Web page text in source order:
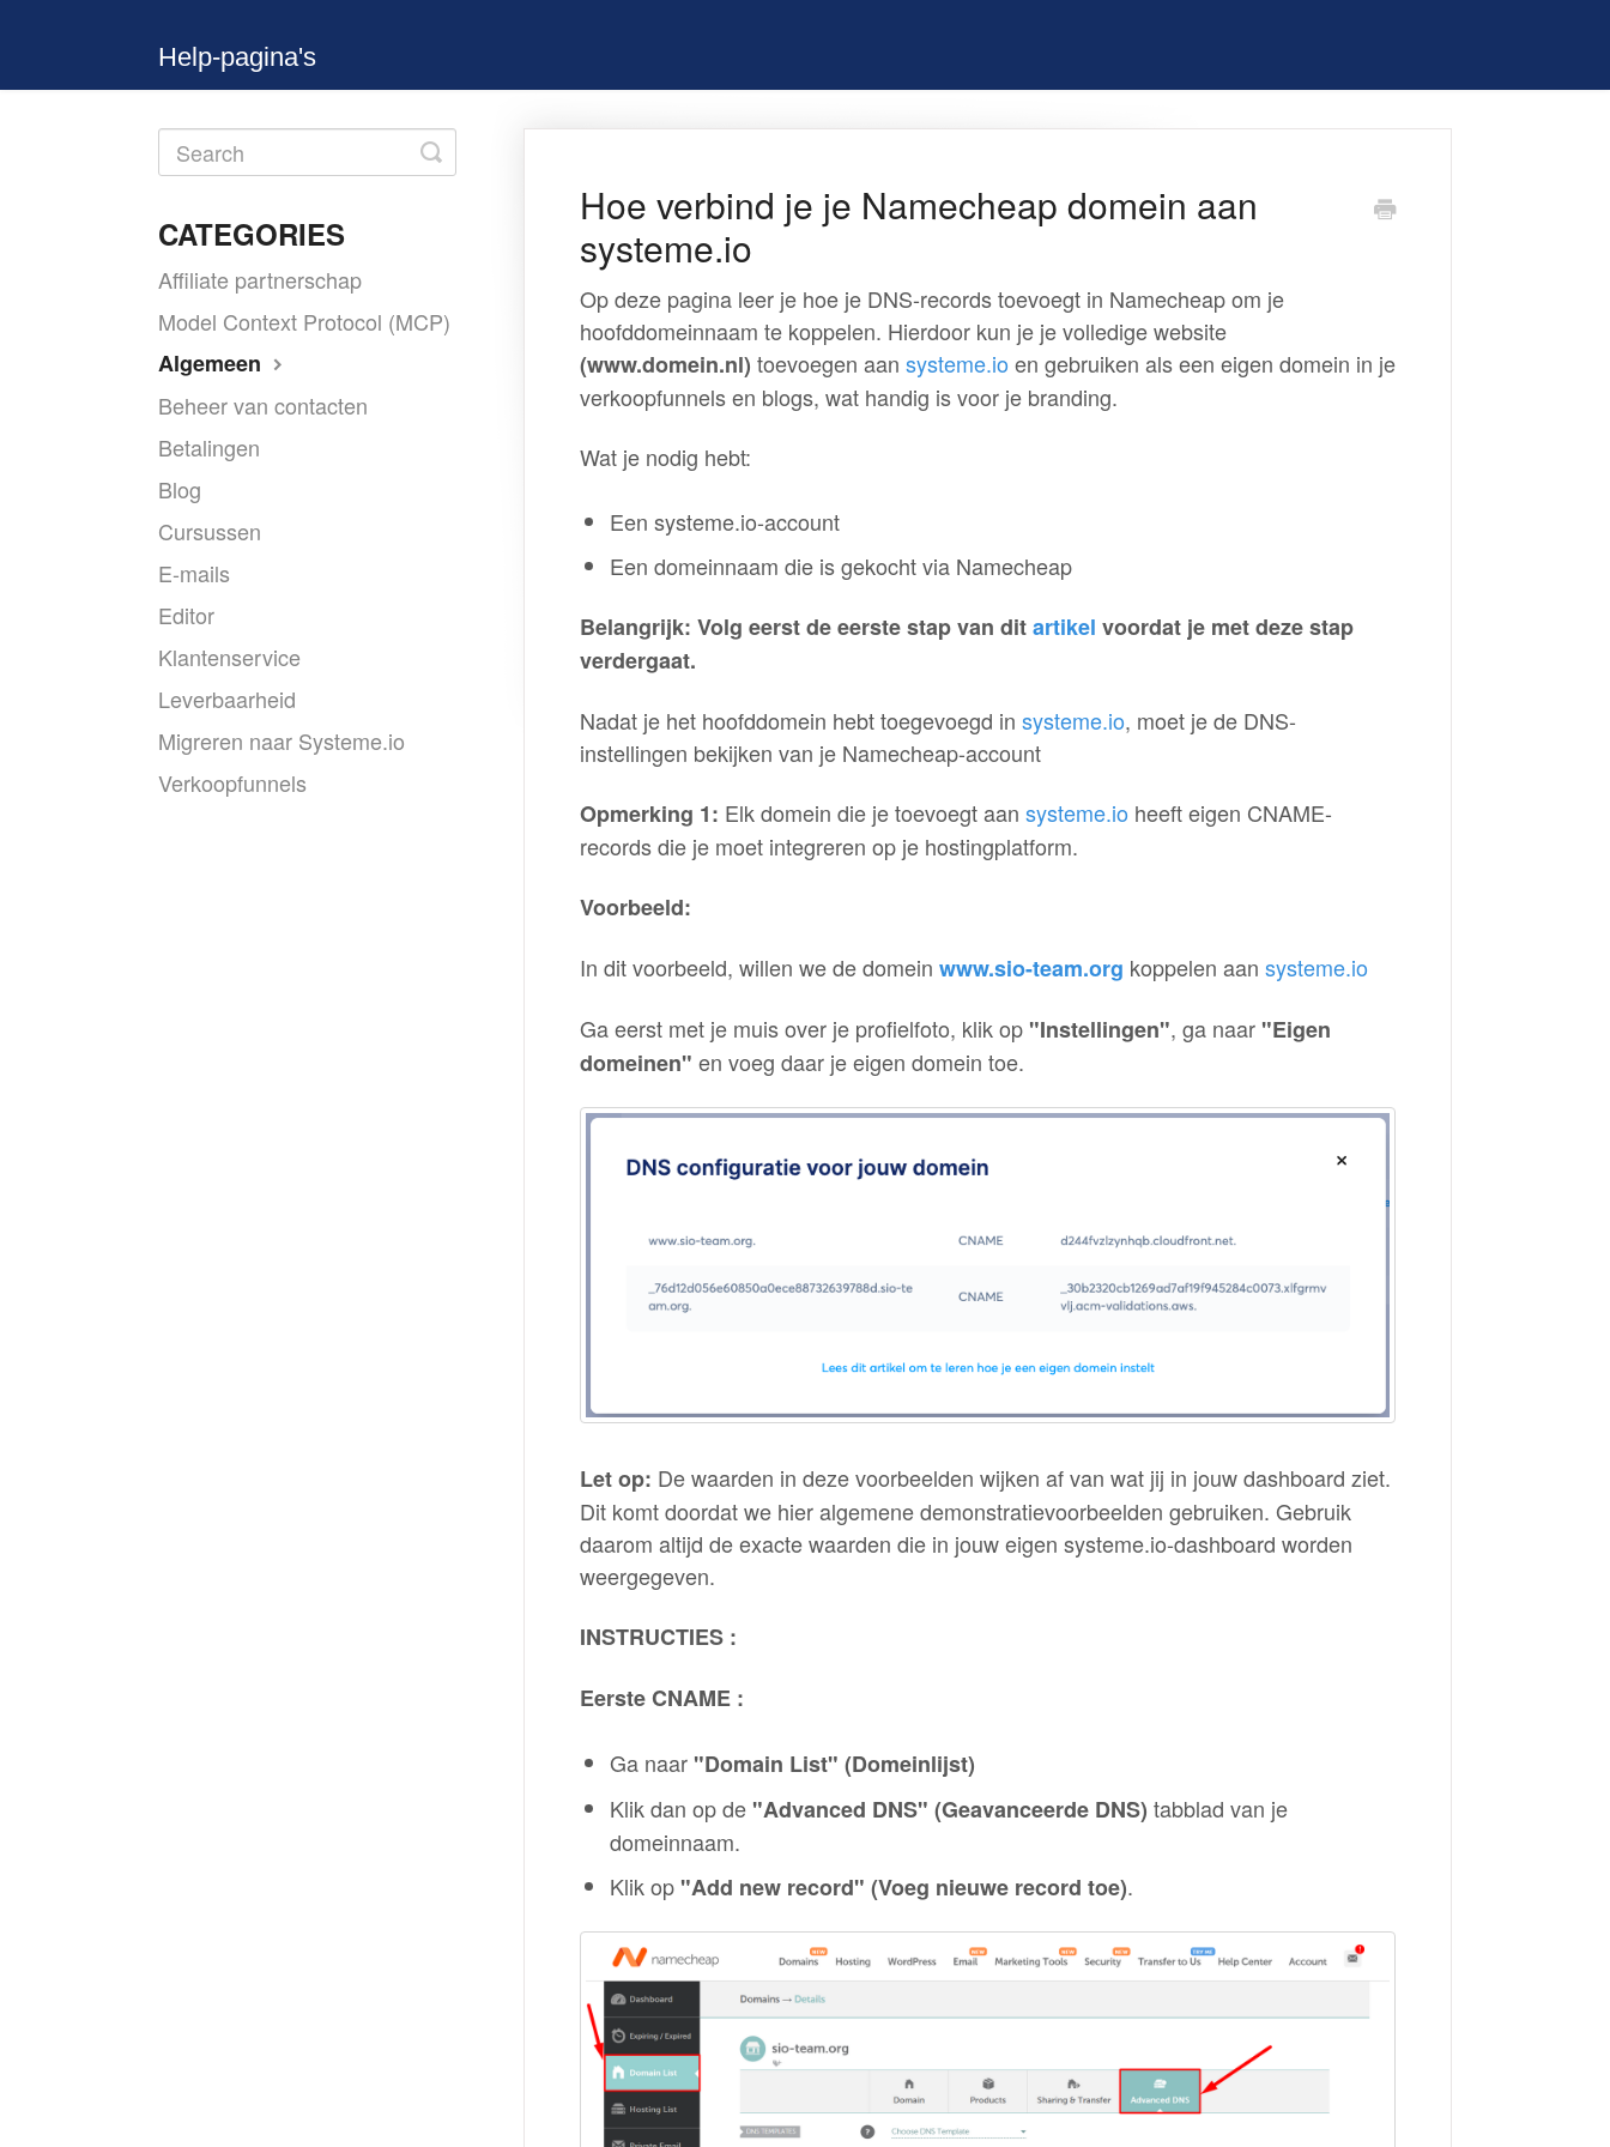
Help-pagina's
Hoe verbind je je Namecheap domein aan
systeme.io
Op deze pagina leer je hoe je DNS-records toevoegt in Namecheap om je
hoofddomeinnaam te koppelen. Hierdoor kun je je volledige website
(www.domein.nl) toevoegen aan systeme.io en gebruiken als een eigen domein in je
verkoopfunnels en blogs, wat handig is voor je branding.
Wat je nodig hebt:
Een systeme.io-account
Een domeinnaam die is gekocht via Namecheap
Belangrijk: Volg eerst de eerste stap van ditartikel voordat je met deze stap
verdergaat.
Nadat je het hoofddomein hebt toegevoegd in systeme.io, moet je de DNS-
instellingen bekijken van je Namecheap-account
Opmerking 1: Elk domein die je toevoegt aan systeme.io heeft eigen CNAME-
records die je moet integreren op je hostingplatform.
Voorbeeld:
In dit voorbeeld, willen we de domein www.sio-team.org koppelen aan systeme.io
Ga eerst met je muis over je profielfoto, klik op "Instellingen", ga naar "Eigen
domeinen" en voeg daar je eigen domein toe.
Let op: De waarden in deze voorbeelden wijken af van wat jij in jouw dashboard ziet.
Dit komt doordat we hier algemene demonstratievoorbeelden gebruiken. Gebruik
daarom altijd de exacte waarden die in jouw eigen systeme.io-dashboard worden
weergegeven.
INSTRUCTIES :
Eerste CNAME :
Ga naar "Domain List" (Domeinlijst)
Klik dan op de "Advanced DNS" (Geavanceerde DNS) tabblad van je
domeinnaam.
Klik op "Add new record" (Voeg nieuwe record toe).
Toggle
Search
CATEGORIES
Affiliate partnerschap
Model Context Protocol (MCP)
Algemeen
Beheer van contacten
Betalingen
Blog
Cursussen
E-mails
Editor
Klantenservice
Leverbaarheid
Migreren naar Systeme.io
Verkoopfunnels